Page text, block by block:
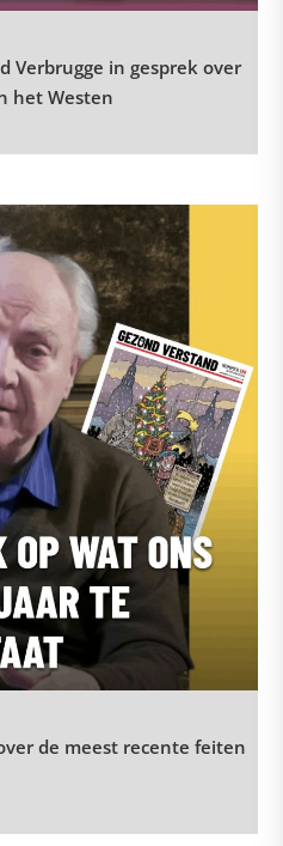
Verbrugge in gesprek over
het Westen
de meest recente feiten